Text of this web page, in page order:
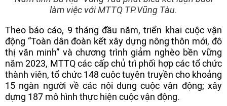
làm việc với MTTQ TP.Vũng Tàu.
Theo báo cáo, 9 tháng đầu năm, triển khai cuộc vận
động “Toàn dân đoàn kết xây dựng nông thôn mới, đô
thị văn minh” và chương trình giảm nghèo bền vững
năm 2023, MTTQ các cấp chủ trì phối hợp các tổ chức
thành viên, tổ chức 148 cuộc tuyên truyền cho khoảng
15 ngàn người về các nội dung cuộc vận động; xây
dựng 187 mô hình thực hiện cuộc vận động.